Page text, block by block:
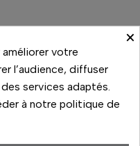
×
votre
l’audience, diffuser
services adaptés.
à notre politique de